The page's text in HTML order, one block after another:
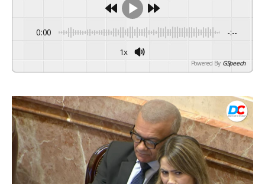
0:00 -:--
1x
Powered By GSpeech